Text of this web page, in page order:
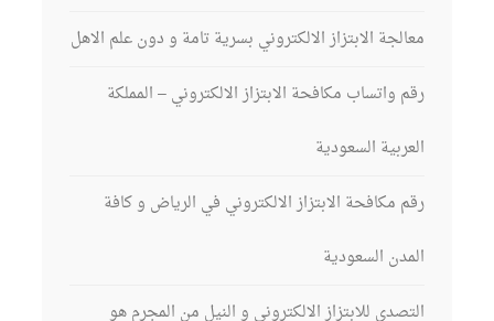
معالجة الابتزاز الالكتروني بسرية تامة و دون علم الاهل
رقم واتساب مكافحة الابتزاز الالكتروني – المملكة
العربية السعودية
رقم مكافحة الابتزاز الالكتروني في الرياض و كافة
المدن السعودية
التصدي للابتزاز الالكتروني و النيل من المجرم هو